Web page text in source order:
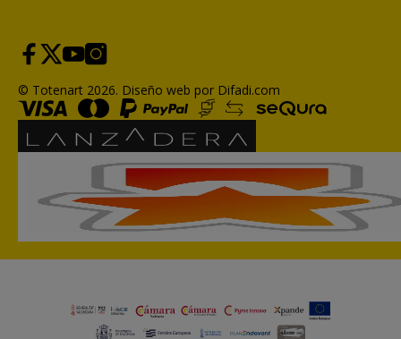
© Totenart 2026. Diseño web por Difadi.com